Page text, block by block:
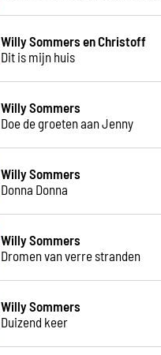
Willy Sommers en Christoff
Dit is mijn huis
Willy Sommers
Doe de groeten aan Jenny
Willy Sommers
Donna Donna
Willy Sommers
Dromen van verre stranden
Willy Sommers
Duizend keer